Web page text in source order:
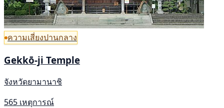
ความเสี่ยงปานกลาง
Gekkō-ji Temple
จังหวัดยามานาชิ
565 เหตุการณ์